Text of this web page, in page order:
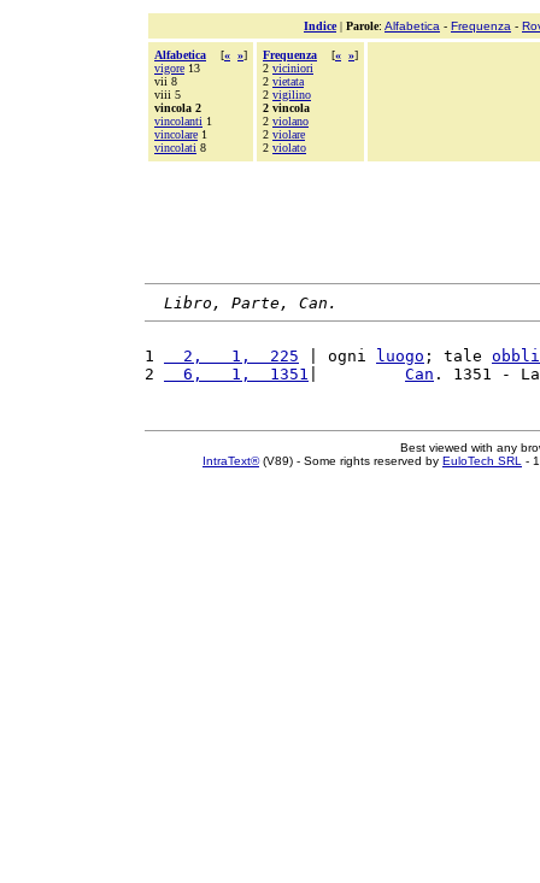
Indice| Parole: Alfabetica - Frequenza -
Alfabetica [« »]
vigore 13
vii 8
viii 5
vincola 2
vincolanti 1
vincolare 1
vincolati 8
Frequenza [« »]
2 viciniori
2 vietata
2 vigilino
2 vincola
2 violano
2 violare
2 violato
Libro, Parte, Can.
1
  2,   1,  225
| ogni luogo ; tale
2
  6,   1,  1351
Can . 1351 -
Best viewed with any
IntraText®(V89) - Some rights reserved by EuloTech SRL -